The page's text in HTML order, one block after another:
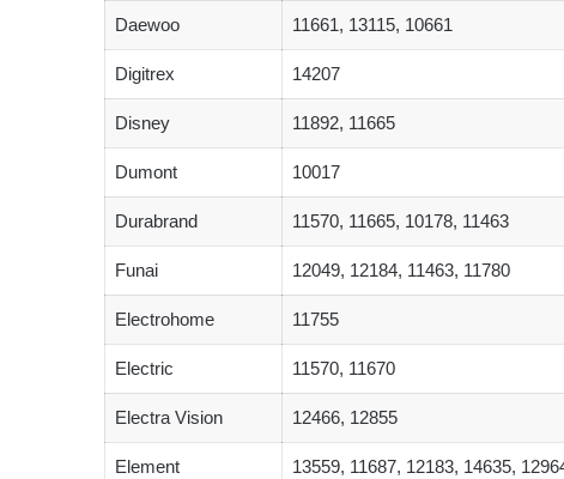
Daewoo 11661, 13115, 10661
Digitrex 14207
Disney 11892, 11665
Dumont 10017
Durabrand 11570, 11665, 10178, 11463
Funai 12049, 12184, 11463, 11780
Electrohome 11755
Electric 11570, 11670
Electra Vision 12466, 12855
Element 13559, 11687, 12183, 14635,